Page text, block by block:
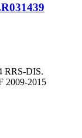
RRS-DIS.
2009-2015